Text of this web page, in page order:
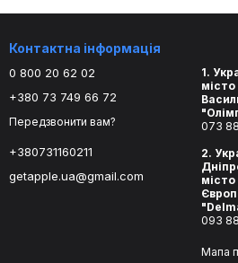
Контактна інформація
0 800 20 62 02
+380 73 749 66 72
Передзвонити вам?
+380731160211
getapple.ua@gmail.com
1.
місто
073
2.
місто
093
Мапа